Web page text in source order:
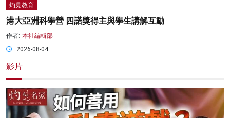
灼見教育
港大亞洲科學營 四諾獎得主與學生講解互動
作者: 本社編輯部
2026-08-04
影片